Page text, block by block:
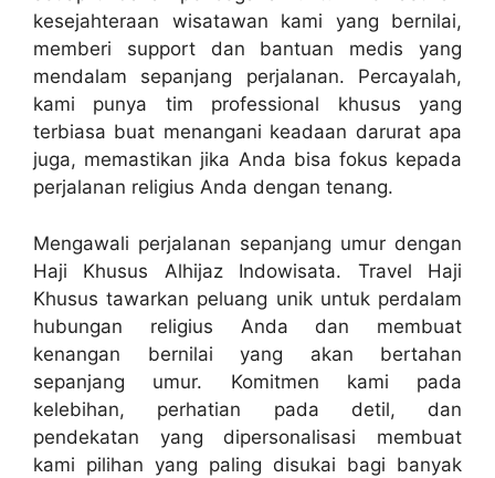
kesejahteraan wisatawan kami yang bernilai,
memberi support dan bantuan medis yang
mendalam sepanjang perjalanan. Percayalah,
kami punya tim professional khusus yang
terbiasa buat menangani keadaan darurat apa
juga, memastikan jika Anda bisa fokus kepada
perjalanan religius Anda dengan tenang.
Mengawali perjalanan sepanjang umur dengan
Haji Khusus Alhijaz Indowisata. Travel Haji
Khusus tawarkan peluang unik untuk perdalam
hubungan religius Anda dan membuat
kenangan bernilai yang akan bertahan
sepanjang umur. Komitmen kami pada
kelebihan, perhatian pada detil, dan
pendekatan yang dipersonalisasi membuat
kami pilihan yang paling disukai bagi banyak